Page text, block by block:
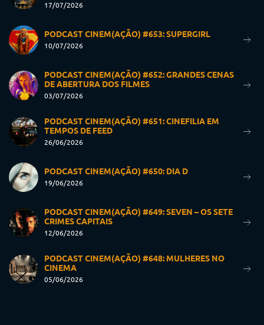
17/07/2026
PODCAST CINEM(AÇÃO) #653: SUPERGIRL
10/07/2026
PODCAST CINEM(AÇÃO) #652: GRANDES CENAS
DE ABERTURA DOS FILMES
03/07/2026
PODCAST CINEM(AÇÃO) #651: CINEFILIA EM
TEMPOS DE FEED
26/06/2026
PODCAST CINEM(AÇÃO) #650: DIA D
19/06/2026
PODCAST CINEM(AÇÃO) #649: SEVEN – OS SETE
CRIMES CAPITAIS
12/06/2026
PODCAST CINEM(AÇÃO) #648: MULHERES NO
CINEMA
05/06/2026